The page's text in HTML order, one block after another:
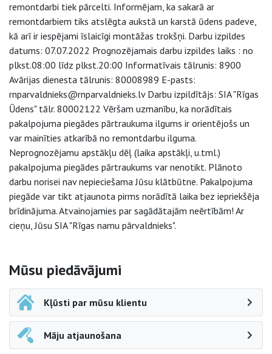
remontdarbi tiek pārcelti. Informējam, ka sakarā ar
remontdarbiem tiks atslēgta aukstā un karstā ūdens padeve,
kā arī ir iespējami īslaicīgi montāžas trokšņi. Darbu izpildes
datums: 07.07.2022 Prognozējamais darbu izpildes laiks : no
plkst.08:00 līdz plkst.20:00 Informatīvais tālrunis: 8900
Avārijas dienesta tālrunis: 80008989 E-pasts:
rnparvaldnieks@rnparvaldnieks.lv Darbu izpildītājs: SIA "Rīgas
Ūdens" tālr. 80002122 Vēršam uzmanību, ka norādītais
pakalpojuma piegādes pārtraukuma ilgums ir orientējošs un
var mainīties atkarībā no remontdarbu ilguma.
Neprognozējamu apstākļu dēļ (laika apstākļi, u.tml.)
pakalpojuma piegādes pārtraukums var nenotikt. Plānoto
darbu norisei nav nepieciešama Jūsu klātbūtne. Pakalpojuma
piegāde var tikt atjaunota pirms norādītā laika bez iepriekšēja
brīdinājuma. Atvainojamies par sagādātajām neērtībām! Ar
cieņu, Jūsu SIA "Rīgas namu pārvaldnieks".
Sāna navigācija
Mūsu piedāvājumi
Kļūsti par mūsu klientu
Māju atjaunošana